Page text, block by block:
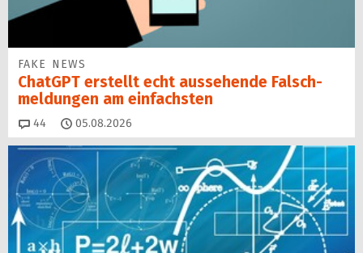
FAKE NEWS
ChatGPT erstellt echt aussehende Falsch­
mel­dungen am einfachsten
44 Kommentare
05.08.2026